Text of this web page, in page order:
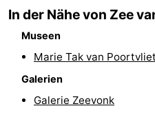
tun
Museen
-
Denkmäler
Leuchtturme
In der Nähe von Zee
Museen
Marie Tak van Poortvliet
Galerien
Galerie Zeevonk